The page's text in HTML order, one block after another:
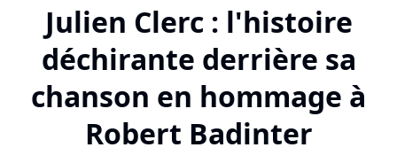
Julien Clerc : l'histoire
déchirante derrière sa
chanson en hommage à
Robert Badinter